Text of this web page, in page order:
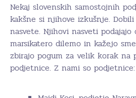
Nekaj slovenskih samostojnih
kakšne si njihove izkušnje.
nasvete. Njihovi nasveti podajajo
marsikatero dilemo in kažejo
zbirajo pogum za velik korak na
podjetnice. Z nami so podjetnice: